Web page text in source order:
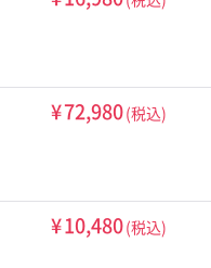
¥72,980(税込)
¥10,480(税込)